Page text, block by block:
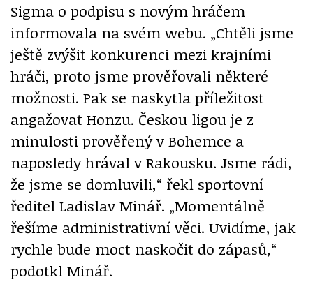
Sigma o podpisu s novým hráčem
informovala na svém webu. „Chtěli jsme
ještě zvýšit konkurenci mezi krajními
hráči, proto jsme prověřovali některé
možnosti. Pak se naskytla příležitost
angažovat Honzu. Českou ligou je z
minulosti prověřený v Bohemce a
naposledy hrával v Rakousku. Jsme rádi,
že jsme se domluvili,“ řekl sportovní
ředitel Ladislav Minář. „Momentálně
řešíme administrativní věci. Uvidíme, jak
rychle bude moct naskočit do zápasů,“
podotkl Minář.